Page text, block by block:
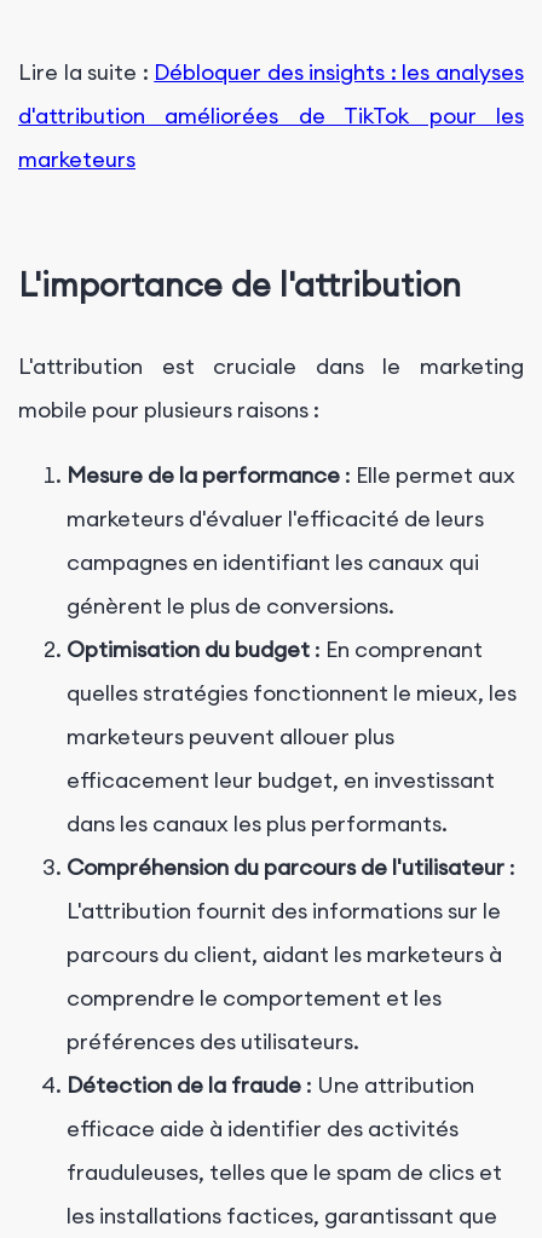
Lire la suite : Débloquer des insights : les analyses
d'attribution améliorées de TikTok pour les
marketeurs
L'importance de l'attribution
L'attribution est cruciale dans le marketing
mobile pour plusieurs raisons :
Mesure de la performance : Elle permet aux
marketeurs d'évaluer l'efficacité de leurs
campagnes en identifiant les canaux qui
génèrent le plus de conversions.
Optimisation du budget : En comprenant
quelles stratégies fonctionnent le mieux, les
marketeurs peuvent allouer plus
efficacement leur budget, en investissant
dans les canaux les plus performants.
Compréhension du parcours de l'utilisateur :
L'attribution fournit des informations sur le
parcours du client, aidant les marketeurs à
comprendre le comportement et les
préférences des utilisateurs.
Détection de la fraude : Une attribution
efficace aide à identifier des activités
frauduleuses, telles que le spam de clics et
les installations factices, garantissant que